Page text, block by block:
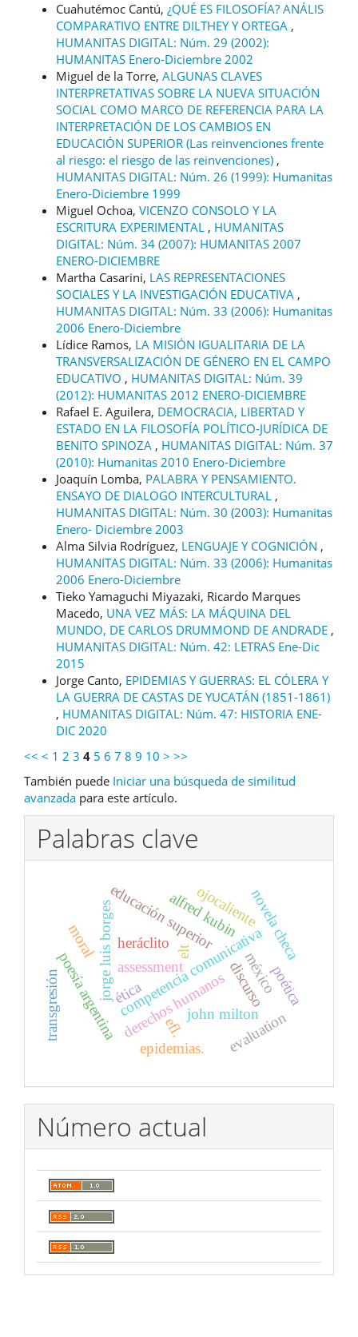
Cuahutémoc Cantú, ¿QUÉ ES FILOSOFÍA? ANÁLIS
COMPARATIVO ENTRE DILTHEY Y ORTEGA ,
HUMANITAS DIGITAL: Núm. 29 (2002):
HUMANITAS Enero-Diciembre 2002
Miguel de la Torre, ALGUNAS CLAVES
INTERPRETATIVAS SOBRE LA NUEVA SITUACIÓN
SOCIAL COMO MARCO DE REFERENCIA PARA LA
INTERPRETACIÓN DE LOS CAMBIOS EN
EDUCACIÓN SUPERIOR (Las reinvenciones frente
al riesgo: el riesgo de las reinvenciones) ,
HUMANITAS DIGITAL: Núm. 26 (1999): Humanitas
Enero-Diciembre 1999
Miguel Ochoa, VICENZO CONSOLO Y LA
ESCRITURA EXPERIMENTAL , HUMANITAS
DIGITAL: Núm. 34 (2007): HUMANITAS 2007
ENERO-DICIEMBRE
Martha Casarini, LAS REPRESENTACIONES
SOCIALES Y LA INVESTIGACIÓN EDUCATIVA ,
HUMANITAS DIGITAL: Núm. 33 (2006): Humanitas
2006 Enero-Diciembre
Lídice Ramos, LA MISIÓN IGUALITARIA DE LA
TRANSVERSALIZACIÓN DE GÉNERO EN EL CAMPO
EDUCATIVO , HUMANITAS DIGITAL: Núm. 39
(2012): HUMANITAS 2012 ENERO-DICIEMBRE
Rafael E. Aguilera, DEMOCRACIA, LIBERTAD Y
ESTADO EN LA FILOSOFÍA POLÍTICO-JURÍDICA DE
BENITO SPINOZA , HUMANITAS DIGITAL: Núm. 37
(2010): Humanitas 2010 Enero-Diciembre
Joaquín Lomba, PALABRA Y PENSAMIENTO.
ENSAYO DE DIALOGO INTERCULTURAL ,
HUMANITAS DIGITAL: Núm. 30 (2003): Humanitas
Enero- Diciembre 2003
Alma Silvia Rodríguez, LENGUAJE Y COGNICIÓN ,
HUMANITAS DIGITAL: Núm. 33 (2006): Humanitas
2006 Enero-Diciembre
Tieko Yamaguchi Miyazaki, Ricardo Marques
Macedo, UNA VEZ MÁS: LA MÁQUINA DEL
MUNDO, DE CARLOS DRUMMOND DE ANDRADE ,
HUMANITAS DIGITAL: Núm. 42: LETRAS Ene-Dic
2015
Jorge Canto, EPIDEMIAS Y GUERRAS: EL CÓLERA Y
LA GUERRA DE CASTAS DE YUCATÁN (1851-1861)
, HUMANITAS DIGITAL: Núm. 47: HISTORIA ENE-
DIC 2020
<< < 1 2 3 4 5 6 7 8 9 10 > >>
También puede Iniciar una búsqueda de similitud
avanzada para este artículo.
Palabras clave
discurso
competencia comunicativa
educación superior
jorge luis borges heráclito
john milton
poesía argentinaderechos humanos
ética
moral
méxico
alfred kubinnovela checa
assessment
evaluation
elt
efl.
ojocaliente
epidemias.
poética
transgresión
Número actual